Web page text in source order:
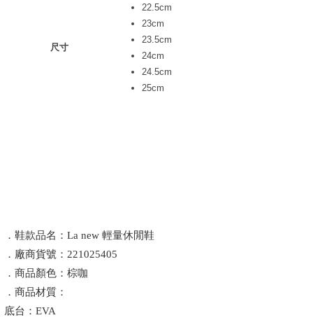
尺寸
22.5cm
23cm
23.5cm
24cm
24.5cm
25cm
．鞋款品名：La new 輕量休閒鞋
．廠商貨號：221025405
．商品顏色：棕咖
．商品材質：
底台：EVA